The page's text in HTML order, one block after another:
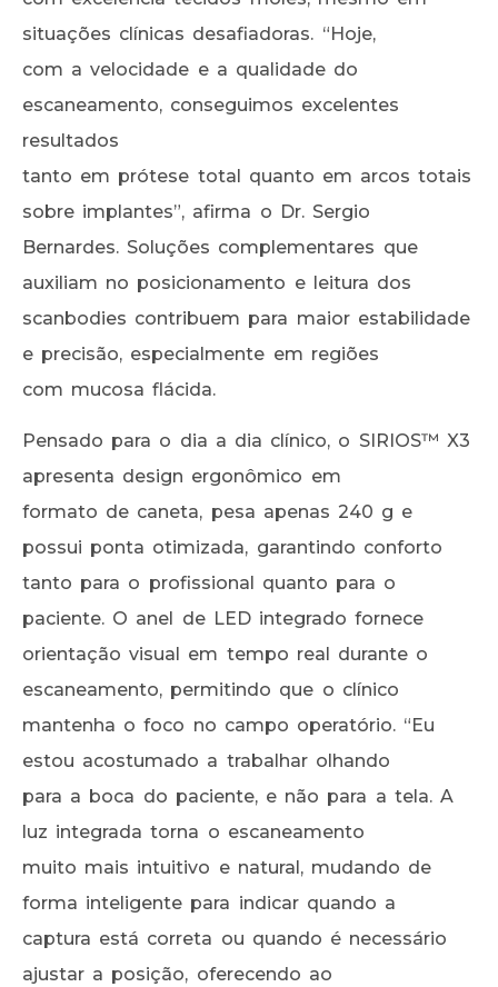
situações clínicas desafiadoras. “Hoje,
com a velocidade e a qualidade do
escaneamento, conseguimos excelentes
resultados
tanto em prótese total quanto em arcos totais
sobre implantes”, afirma o Dr. Sergio
Bernardes. Soluções complementares que
auxiliam no posicionamento e leitura dos
scanbodies contribuem para maior estabilidade
e precisão, especialmente em regiões
com mucosa flácida.
Pensado para o dia a dia clínico, o SIRIOS™ X3
apresenta design ergonômico em
formato de caneta, pesa apenas 240 g e
possui ponta otimizada, garantindo conforto
tanto para o profissional quanto para o
paciente. O anel de LED integrado fornece
orientação visual em tempo real durante o
escaneamento, permitindo que o clínico
mantenha o foco no campo operatório. “Eu
estou acostumado a trabalhar olhando
para a boca do paciente, e não para a tela. A
luz integrada torna o escaneamento
muito mais intuitivo e natural, mudando de
forma inteligente para indicar quando a
captura está correta ou quando é necessário
ajustar a posição, oferecendo ao